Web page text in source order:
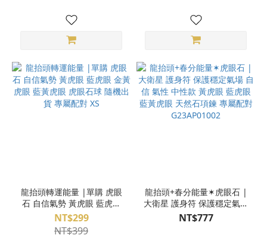
龍抬頭轉運能量 |單購 虎眼
石 自信氣勢 黃虎眼 藍虎眼
金黃虎眼 藍黃虎眼 虎眼石球
隨機出貨 專屬配對 XS
NT$299
NT$399
龍抬頭+春分能量✶虎眼石 |
大衛星 護身符 保護穩定氣場
自信 氣性 中性款 黃虎眼 藍
虎眼 藍黃虎眼 天然石項鍊
NT$777